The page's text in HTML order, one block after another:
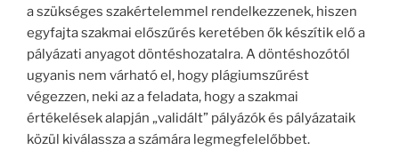
a szükséges szakértelemmel rendelkezzenek, hiszen
egyfajta szakmai előszűrés keretében ők készítik elő a
pályázati anyagot döntéshozatalra. A döntéshozótól
ugyanis nem várható el, hogy plágiumszűrést
végezzen, neki az a feladata, hogy a szakmai
értékelések alapján „validált” pályázók és pályázataik
közül kiválassza a számára legmegfelelőbbet.